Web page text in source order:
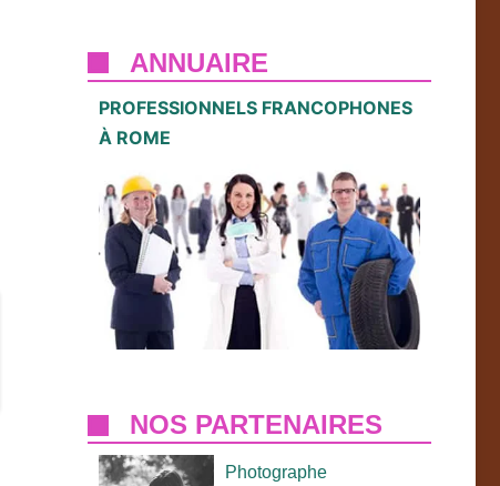
ANNUAIRE
PROFESSIONNELS FRANCOPHONES
À ROME
NOS PARTENAIRES
Photographe